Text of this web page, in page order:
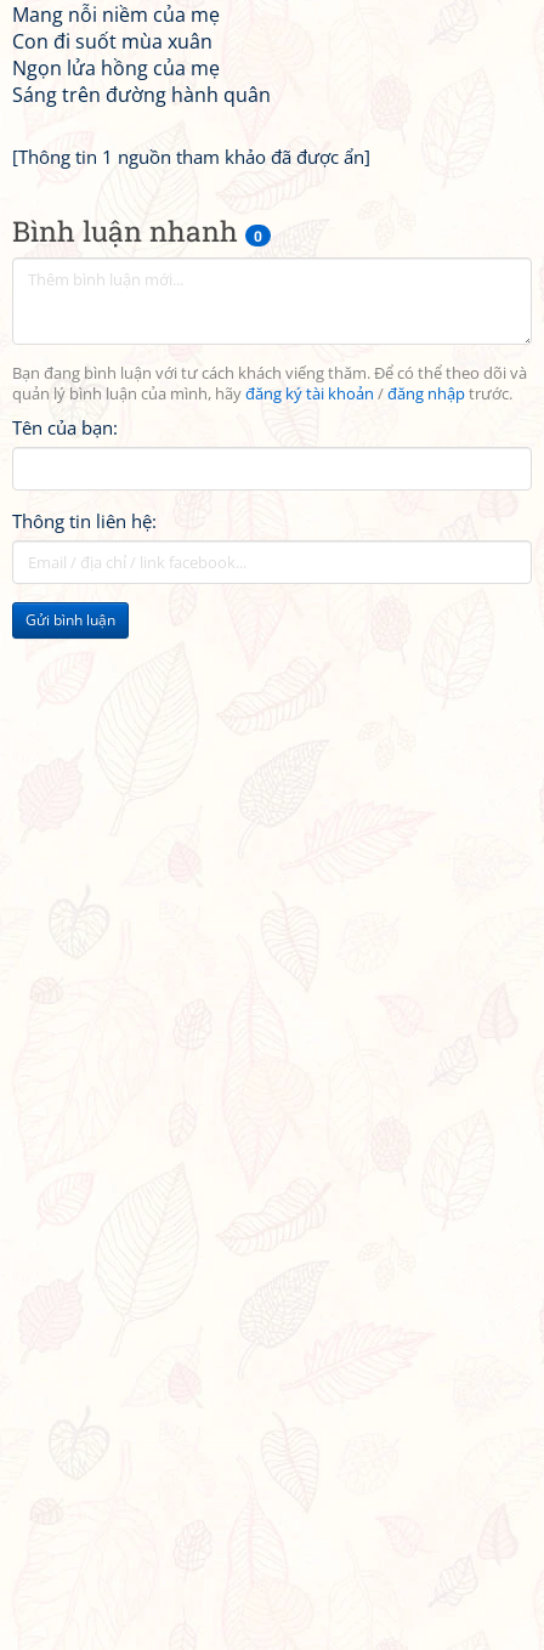
Bình luận nhanh 0
Bạn đang bình luận với tư cách khách viếng thăm. Để có thể theo dõi và
quản lý bình luận của mình, hãyđăng ký tài khoản /đăng nhậptrước.
Tên của bạn:
Thông tin liên hệ:
Gửi bình luận
Mang nỗi niềm của mẹ
Con đi suốt mùa xuân
Ngọn lửa hồng của mẹ
Sáng trên đường hành quân
[Thông tin 1 nguồn tham khảo đã được ẩn]